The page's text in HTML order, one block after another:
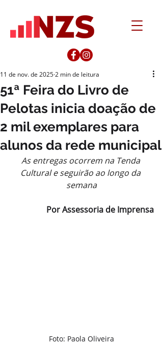
51ª Feira do Livro de
Pelotas inicia doação de
2 mil exemplares para
alunos da rede municipal
11 de nov. de 20252 min de leitura
As entregas ocorrem na Tenda
Cultural e seguirão ao longo da
semana
Por Assessoria de Imprensa
Foto: Paola Oliveira